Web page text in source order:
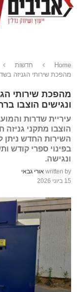
Home
חדשות
מהפכת שירותי הגניזה
מהפכת שירותי
ונגישים הוצבו
עיריית שדרות
הוצבו מתקני
השירות החדש ניתן
בפינוי ספרי קודש
ונגישה.
written by אורי גבאי
15 ביוני 2026